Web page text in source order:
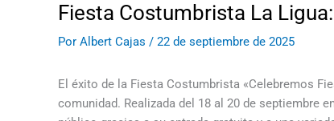
Fiesta Costumbrista La
Por Albert Cajas / 22 de septiembre de 2025
El éxito de la Fiesta Costumbrista «Celebremos
comunidad. Realizada del 18 al 20 de septiembre